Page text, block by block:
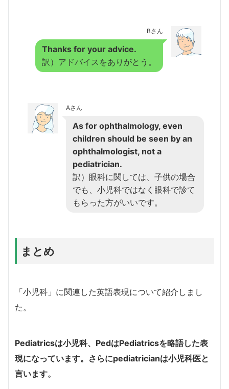
Bさん
Thanks for your advice.
訳）アドバイスをありがとう。
Aさん
As for ophthalmology, even
children should be seen by an
ophthalmologist, not a
pediatrician.
訳）眼科に関しては、子供の場合
でも、小児科ではなく眼科で診て
もらった方がいいです。
まとめ
「小児科」に関連した英語表現について紹介しまし
た。
Pediatricsは小児科、 PedはPediatricsを略語した表
現になっています。さらにpediatricianは小児科医と
言います。